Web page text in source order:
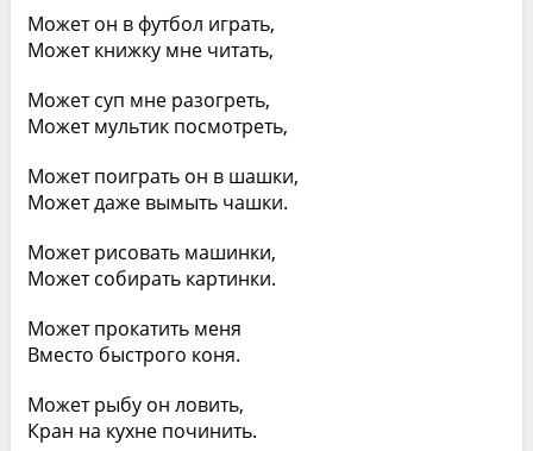
Может он в футбол играть,
Может книжку мне читать,
Может суп мне разогреть,
Может мультик посмотреть,
Может поиграть он в шашки,
Может даже вымыть чашки.
Может рисовать машинки,
Может собирать картинки.
Может прокатить меня
Вместо быстрого коня.
Может рыбу он ловить,
Кран на кухне починить.